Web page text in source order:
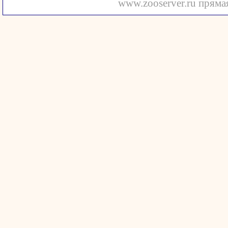
www.zooserver.ru